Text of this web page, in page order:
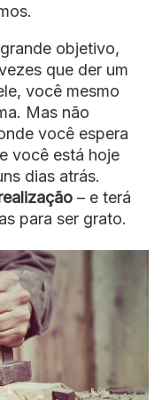
objetivo,
que der um
você mesmo
Mas não
você espera
você está hoje
dias atrás.
– e terá
para ser grato.